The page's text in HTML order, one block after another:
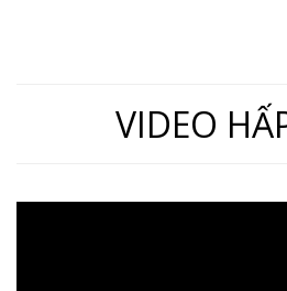
VIDEO